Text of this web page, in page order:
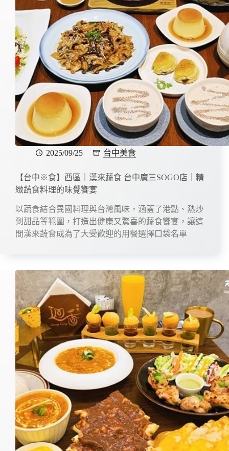
2025/09/25 台中美食
【台中※食】西區｜漢來蔬食 台中廣三SOGO店｜精
緻蔬食料理的味覺饗宴
以蔬食結合異國料理與台灣風味，涵蓋了港點、熱炒
到甜品等範圍，打造出健康又驚喜的蔬食饗宴，讓這
間漢來蔬食成為了大受歡迎的用餐選擇口袋名單